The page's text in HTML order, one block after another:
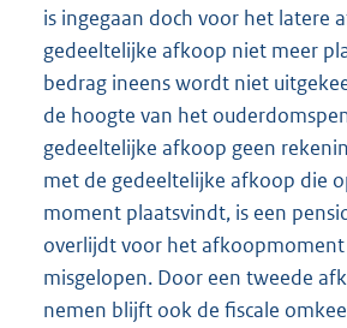
is ingegaan doch voor het latere
gedeeltelijke afkoop niet meer
bedrag ineens wordt niet
de hoogte van het
gedeeltelijke afkoop geen
met de gedeeltelijke afkoop die
moment plaatsvindt, is een
overlijdt voor het afkoopmoment
misgelopen. Door een tweede
nemen blijft ook de fiscale